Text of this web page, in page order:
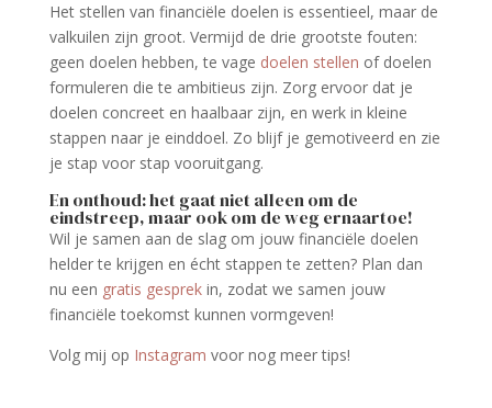
Het stellen van financiële doelen is essentieel, maar de
valkuilen zijn groot. Vermijd de drie grootste fouten:
geen doelen hebben, te vage doelen stellen of doelen
formuleren die te ambitieus zijn. Zorg ervoor dat je
doelen concreet en haalbaar zijn, en werk in kleine
stappen naar je einddoel. Zo blijf je gemotiveerd en zie
je stap voor stap vooruitgang.
En onthoud: het gaat niet alleen om de
eindstreep, maar ook om de weg ernaartoe!
Wil je samen aan de slag om jouw financiële doelen
helder te krijgen en écht stappen te zetten? Plan dan
nu een gratis gesprekin, zodat we samen jouw
financiële toekomst kunnen vormgeven!
Volg mij op Instagram voor nog meer tips!